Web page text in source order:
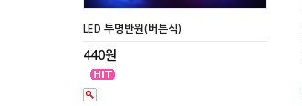
LED 투명반원(버튼식)
440원